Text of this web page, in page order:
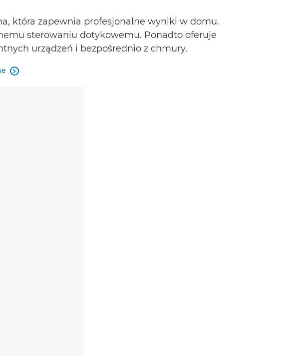
która zapewnia profesjonalne wyniki w domu.
sterowaniu dotykowemu. Ponadto oferuje
urządzeń i bezpośrednio z chmury.
